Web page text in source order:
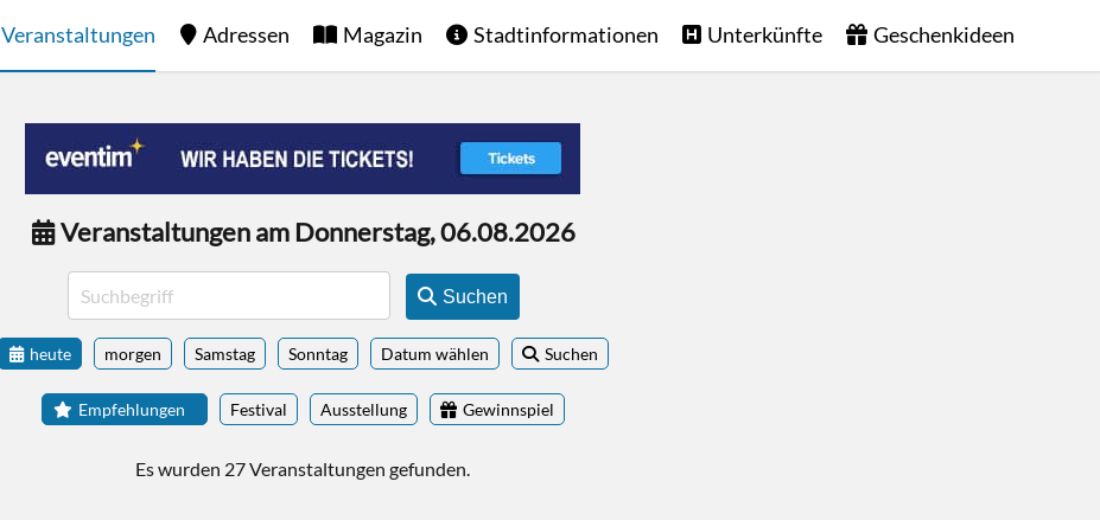
Veranstaltungen Adressen Magazin Stadtinformationen Unterkünfte Geschenkideen
Veranstaltungen am Donnerstag, 06.08.2026
Suchen
heute morgen Samstag Sonntag Datum wählen Suchen
Empfehlungen Festival Ausstellung Gewinnspiel
Es wurden 27 Veranstaltungen gefunden.